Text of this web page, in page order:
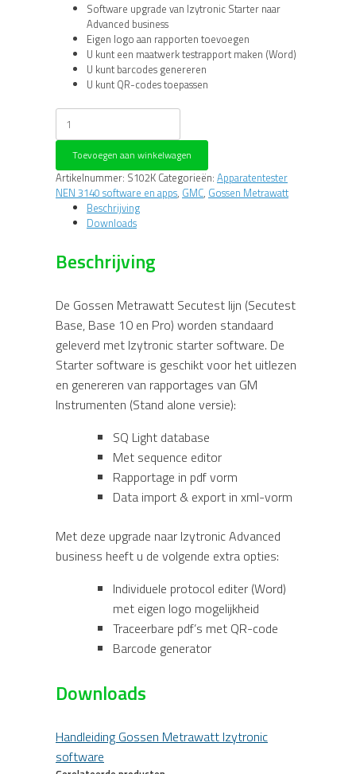
Software upgrade van Izytronic Starter naar
Advanced business
Eigen logo aan rapporten toevoegen
U kunt een maatwerk testrapport maken (Word)
U kunt barcodes genereren
U kunt QR-codes toepassen
Gossen
Metrawatt
Izytronic
upgrade
Advanced
aantal
Toevoegen aan winkelwagen
Artikelnummer: S102K Categorieën: Apparatentester
NEN 3140 software en apps, GMC, Gossen Metrawatt
Beschrijving
Downloads
Beschrijving
De Gossen Metrawatt Secutest lijn (Secutest
Base, Base 10 en Pro) worden standaard
geleverd met Izytronic starter software. De
Starter software is geschikt voor het uitlezen
en genereren van rapportages van GM
Instrumenten (Stand alone versie):
SQ Light database
Met sequence editor
Rapportage in pdf vorm
Data import & export in xml-vorm
Met deze upgrade naar Izytronic Advanced
business heeft u de volgende extra opties:
Individuele protocol editer (Word)
met eigen logo mogelijkheid
Traceerbare pdf’s met QR-code
Barcode generator
Downloads
Handleiding Gossen Metrawatt Izytronic
software